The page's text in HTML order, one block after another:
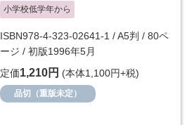
小学校低学年から
ISBN978-4-323-02641-1 / A5判 / 80ペ
ージ / 初版1996年5月
定価1,210円 (本体1,100円+税)
品切（重版未定）